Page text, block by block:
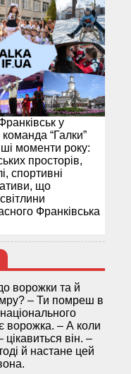
у
“Галки”
моменти року:
просторів,
спортивні
що
Франківська
ворожки та й
– Ти помреш в
ворожка. – А коли
він. –
й настане цей